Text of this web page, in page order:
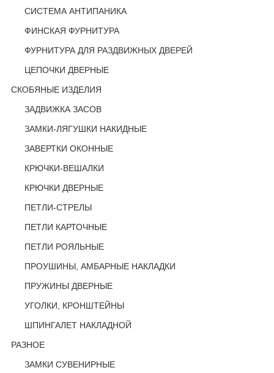
СИСТЕМА АНТИПАНИКА
ФИНСКАЯ ФУРНИТУРА
ФУРНИТУРА ДЛЯ РАЗДВИЖНЫХ ДВЕРЕЙ
ЦЕПОЧКИ ДВЕРНЫЕ
СКОБЯНЫЕ ИЗДЕЛИЯ
ЗАДВИЖКА ЗАСОВ
ЗАМКИ-ЛЯГУШКИ НАКИДНЫЕ
ЗАВЕРТКИ ОКОННЫЕ
КРЮЧКИ-ВЕШАЛКИ
КРЮЧКИ ДВЕРНЫЕ
ПЕТЛИ-СТРЕЛЫ
ПЕТЛИ КАРТОЧНЫЕ
ПЕТЛИ РОЯЛЬНЫЕ
ПРОУШИНЫ, АМБАРНЫЕ НАКЛАДКИ
ПРУЖИНЫ ДВЕРНЫЕ
УГОЛКИ, КРОНШТЕЙНЫ
ШПИНГАЛЕТ НАКЛАДНОЙ
РАЗНОЕ
ЗАМКИ СУВЕНИРНЫЕ